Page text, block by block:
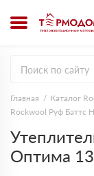
Главная Каталог
Rockwool Руф Баттс
Оптима